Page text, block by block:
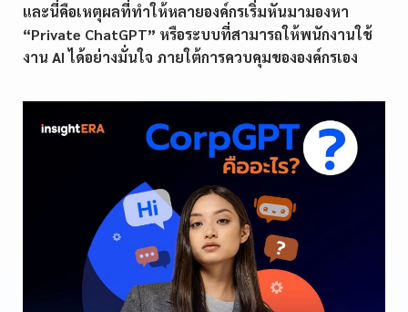
และนี่คือเหตุผลที่ทำให้หลายองค์กรเริ่มหันมามองหา
“Private ChatGPT” หรือระบบที่สามารถให้พนักงานใช้
งาน AI ได้อย่างมั่นใจ ภายใต้การควบคุมขององค์กรเอง